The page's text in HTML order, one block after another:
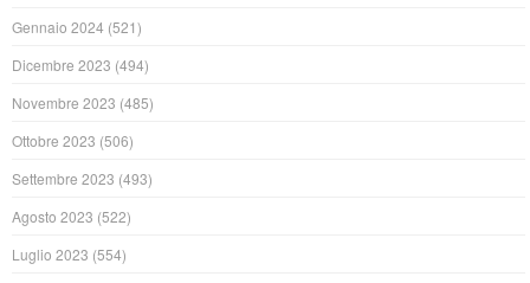
Gennaio 2024 (521)
Dicembre 2023 (494)
Novembre 2023 (485)
Ottobre 2023 (506)
Settembre 2023 (493)
Agosto 2023 (522)
Luglio 2023 (554)